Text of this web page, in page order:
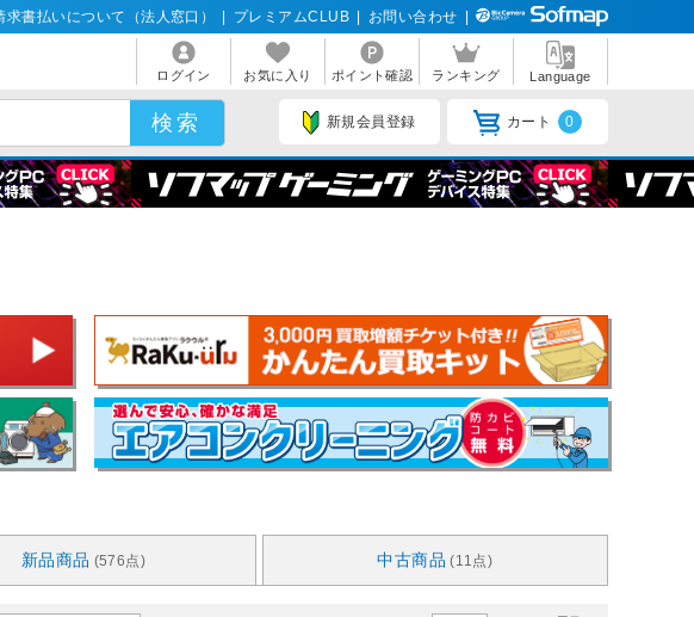
求書払いについて（法人窓口） プレミアムCLUB お問い合わせ
ログイン お気に入り ポイント確認 ランキング Language
新規会員登録 カート 0
新品商品 (576点) 中古商品 (11点)